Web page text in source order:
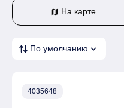
map На карте
По умолчанию expand_more
4035648